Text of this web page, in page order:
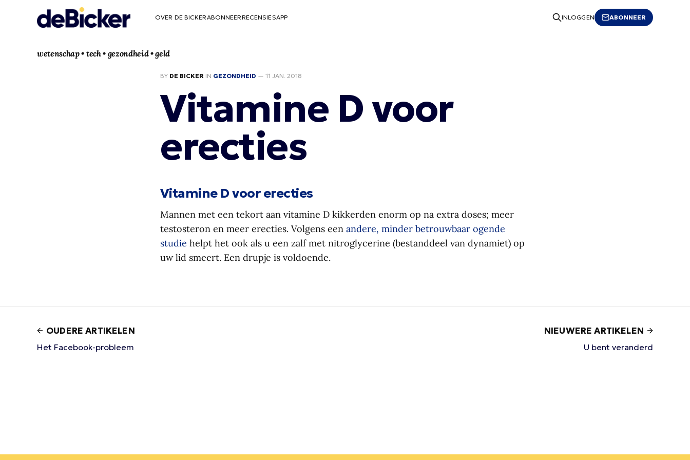
OVER DE BICKERABONNEERRECENSIESAPP INLOGGEN ABONNEER
wetenschap • tech • gezondheid • geld
BY DE BICKER IN GEZONDHEID — 11 JAN. 2018
Vitamine D voor
erecties
Vitamine D voor erecties
Mannen met een tekort aan vitamine D kikkerden enorm op na extra doses; meer
testosteron en meer erecties. Volgens een andere, minder betrouwbaar ogende
studie helpt het ook als u een zalf met nitroglycerine (bestanddeel van dynamiet) op
uw lid smeert. Een drupje is voldoende.
OUDERE ARTIKELEN
Het Facebook-probleem
NIEUWERE ARTIKELEN
U bent veranderd